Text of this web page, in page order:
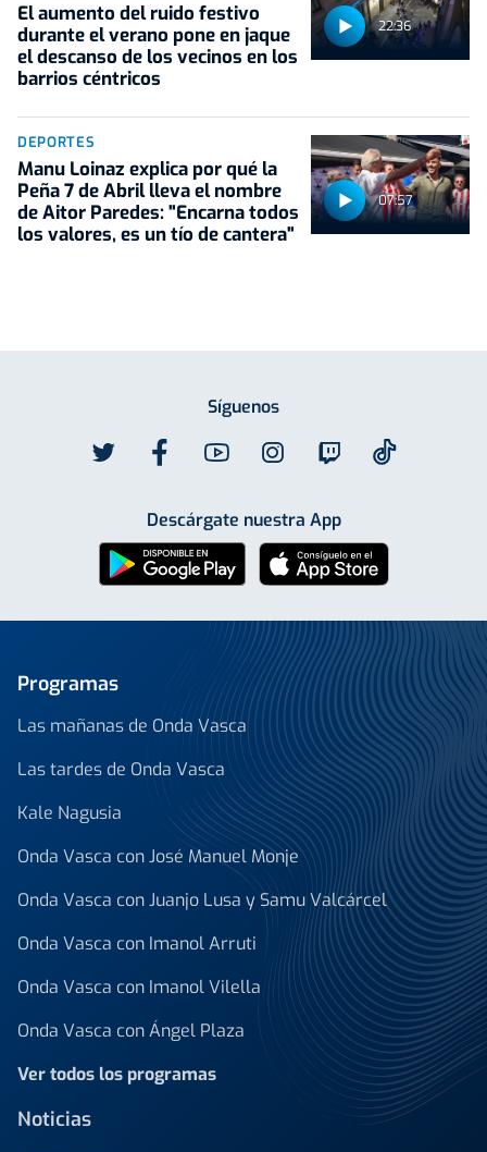
22:36
El aumento del ruido festivo
durante el verano pone en jaque
el descanso de los vecinos en los
barrios céntricos
07:57
DEPORTES
Manu Loinaz explica por qué la
Peña 7 de Abril lleva el nombre
de Aitor Paredes: "Encarna todos
los valores, es un tío de cantera"
Síguenos
Descárgate nuestra App
Programas
Las mañanas de Onda Vasca
Las tardes de Onda Vasca
Kale Nagusia
Onda Vasca con José Manuel Monje
Onda Vasca con Juanjo Lusa y Samu Valcárcel
Onda Vasca con Imanol Arruti
Onda Vasca con Imanol Vilella
Onda Vasca con Ángel Plaza
Ver todos los programas
Noticias